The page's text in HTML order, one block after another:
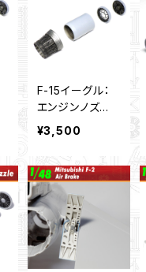
F-15イーグル：
エンジンノズ
ル”オープンタイ
プ”（1/48）
¥3,500